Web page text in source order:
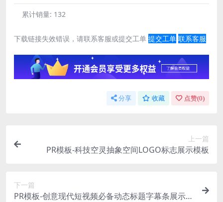
累计销量: 132
下载链接失效错误，请联系客服或提交工单 提交工单 联系客服
分享 收藏 点赞(0)
上一篇
PR模板-科技空灵抽象空间LOGO标志展示模板
下一篇
PR模板-创意现代短视频必备动态标题字幕条展示模